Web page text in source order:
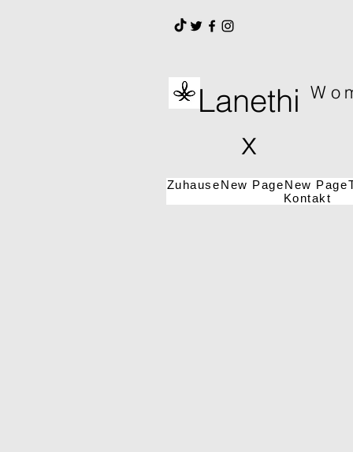
Lanethi
x
ZuhauseNew PageNew Page
Kontakt